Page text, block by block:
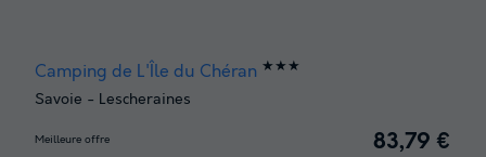
Camping de L'Île du Chéran ★★★
Savoie - Lescheraines
Meilleure offre 83,79 €